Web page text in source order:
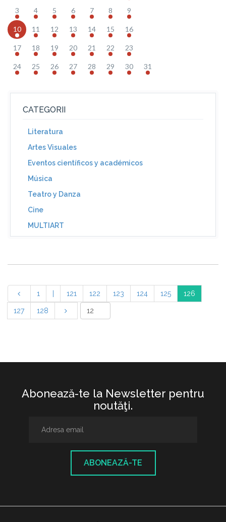
3 4 5 6 7 8 9
10 11 12 13 14 15 16
17 18 19 20 21 22 23
24 25 26 27 28 29 30 31
CATEGORII
Literatura
Artes Visuales
Eventos científicos y académicos
Música
Teatro y Danza
Cine
MULTIART
1 121 122 123 124 125 126
127 128
Abonează-te la Newsletter pentru
noutăţi.
ABONEAZĂ-TE